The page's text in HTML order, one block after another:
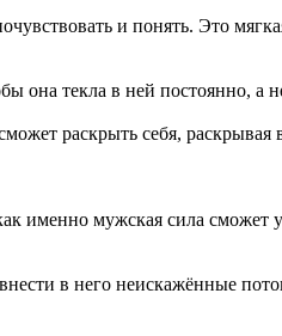
и понять. Это
текла в ней постоянно, а
раскрыть себя,
мужская сила сможет
в него неискажённые